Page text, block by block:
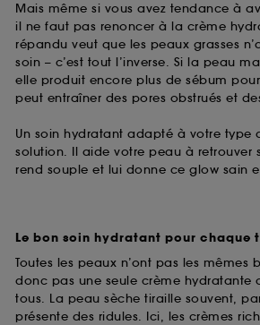
Mais même si vous avez tendance à
il ne faut pas renoncer à la crème
répandu veut que les peaux grasses
soin – c’est tout l’inverse. Si la peau
elle produit encore plus de sébum
peut entraîner des pores obstrués et
Un soin hydratant adapté à votre type
solution. Il aide votre peau à retrouver
rend souple et lui donne ce glow sain
Le bon soin hydratant pour chaque
Toutes les peaux n’ont pas les mêmes
donc pas une seule crème hydratante
tous. La peau sèche tiraille souvent,
présente des ridules. Ici, les crèmes